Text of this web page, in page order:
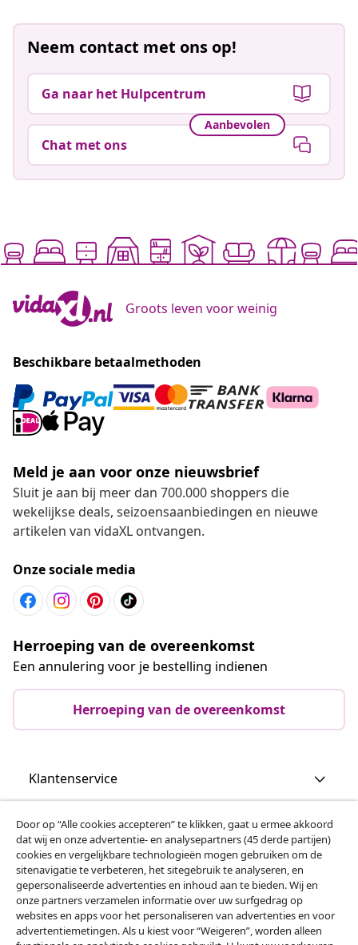
Neem contact met ons op!
Ga naar het Hulpcentrum
Aanbevolen
Chat met ons
Groots leven voor weinig
Beschikbare betaalmethoden
Meld je aan voor onze nieuwsbrief
Sluit je aan bij meer dan 700.000 shoppers die
wekelijkse deals, seizoensaanbiedingen en nieuwe
artikelen van vidaXL ontvangen.
Onze sociale media
Herroeping van de overeenkomst
Een annulering voor je bestelling indienen
Herroeping van de overeenkomst
Klantenservice
Zakelijk
vidaXL
Ontdek meer
Door op “Alle cookies accepteren” te klikken, gaat u ermee akkoord
dat wij en onze advertentie- en analysepartners (45 derde partijen)
cookies en vergelijkbare technologieën mogen gebruiken om de
sitenavigatie te verbeteren, het sitegebruik te analyseren, en
gepersonaliseerde advertenties en inhoud aan te bieden. Wij en
onze partners verzamelen informatie over uw surfgedrag op
websites en apps voor het personaliseren van advertenties en voor
advertentiemetingen. Als u kiest voor “Weigeren”, worden alleen